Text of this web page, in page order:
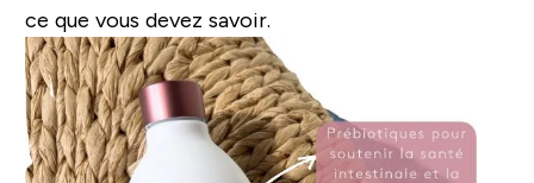
ce que vous devez savoir.